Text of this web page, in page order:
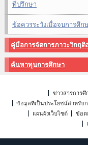
ที่ปรึกษา
ข้อควรระวังเมื่อจบการศึก
คู่มือการจัดการภาวะวิกฤติ
ค้นหาทุนการศึกษา
ข่าวสารการ
ข้อมูลที่เป็นประโยชน์สำหรับ
แผนผังเว็บไซต์
ข้อต